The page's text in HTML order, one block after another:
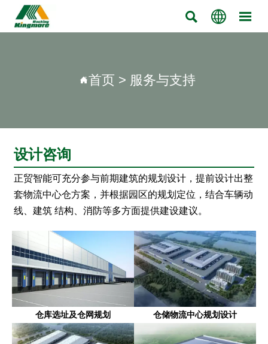
  
首页 > 服务与支持
设计咨询
正贸智能可充分参与前期建筑的规划设计，提前设计出整
套物流中心仓方案，并根据园区的规划定位，结合车辆动
线、建筑 结构、消防等多方面提供建设建议。
仓库选址及仓网规划 仓储物流中心规划设计